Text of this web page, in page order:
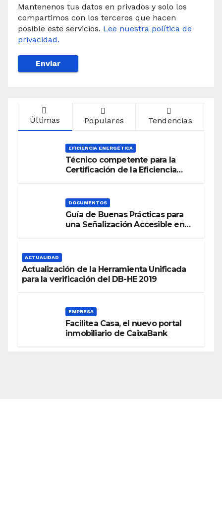
Mantenenos tus datos en privados y solo los
compartimos con los terceros que hacen
posible este servicios. Lee nuestra política de
privacidad.
Últimas Populares Tendencias
EFICIENCIA ENERGÉTICA
Técnico competente para la
Certificación de la Eficiencia
DOCUMENTOS
Guía de Buenas Prácticas para
una Señalización Accesible en
ACTUALIDAD
Actualización de la Herramienta Unificada
para la verificación del DB-HE 2019
EMPRESA
Facilitea Casa, el nuevo portal
inmobiliario de CaixaBank